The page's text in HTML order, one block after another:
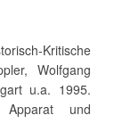
Kritische
Wolfgang
u.a. 1995.
und